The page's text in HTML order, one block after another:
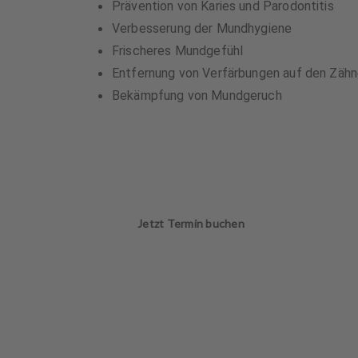
Prävention von Karies und Parodontitis
Verbesserung der Mundhygiene
Frischeres Mundgefühl
Entfernung von Verfärbungen auf den
Bekämpfung von Mundgeruch
Jetzt Termin buchen